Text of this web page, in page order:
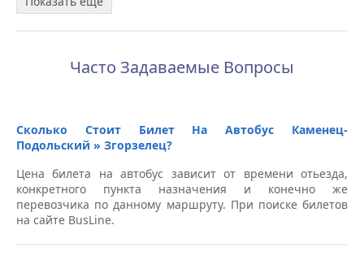
Каменец-Подольский
Часто Задаваемые Вопросы
Сколько Стоит Билет На Автобус Каменец-
Подольский » Згорзелец?
Цена билета на автобус зависит от времени отьезда,
конкретного пункта назначения и конечно же
перевозчика по данному маршруту. При поиске билетов
на сайте BusLine.